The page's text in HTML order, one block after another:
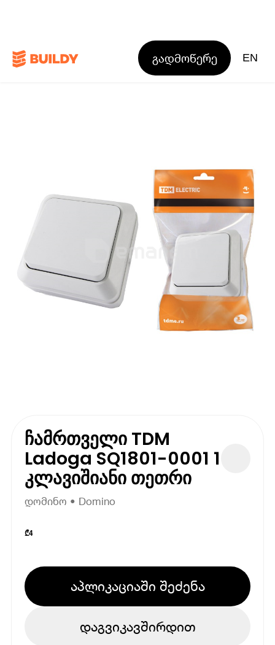
გადმოწერე EN
ჩამრთველი TDM
Ladoga SQ1801-0001 1
კლავიშიანი თეთრი
დომინო • Domino
₾4
აპლიკაციაში შეძენა
დაგვიკავშირდით